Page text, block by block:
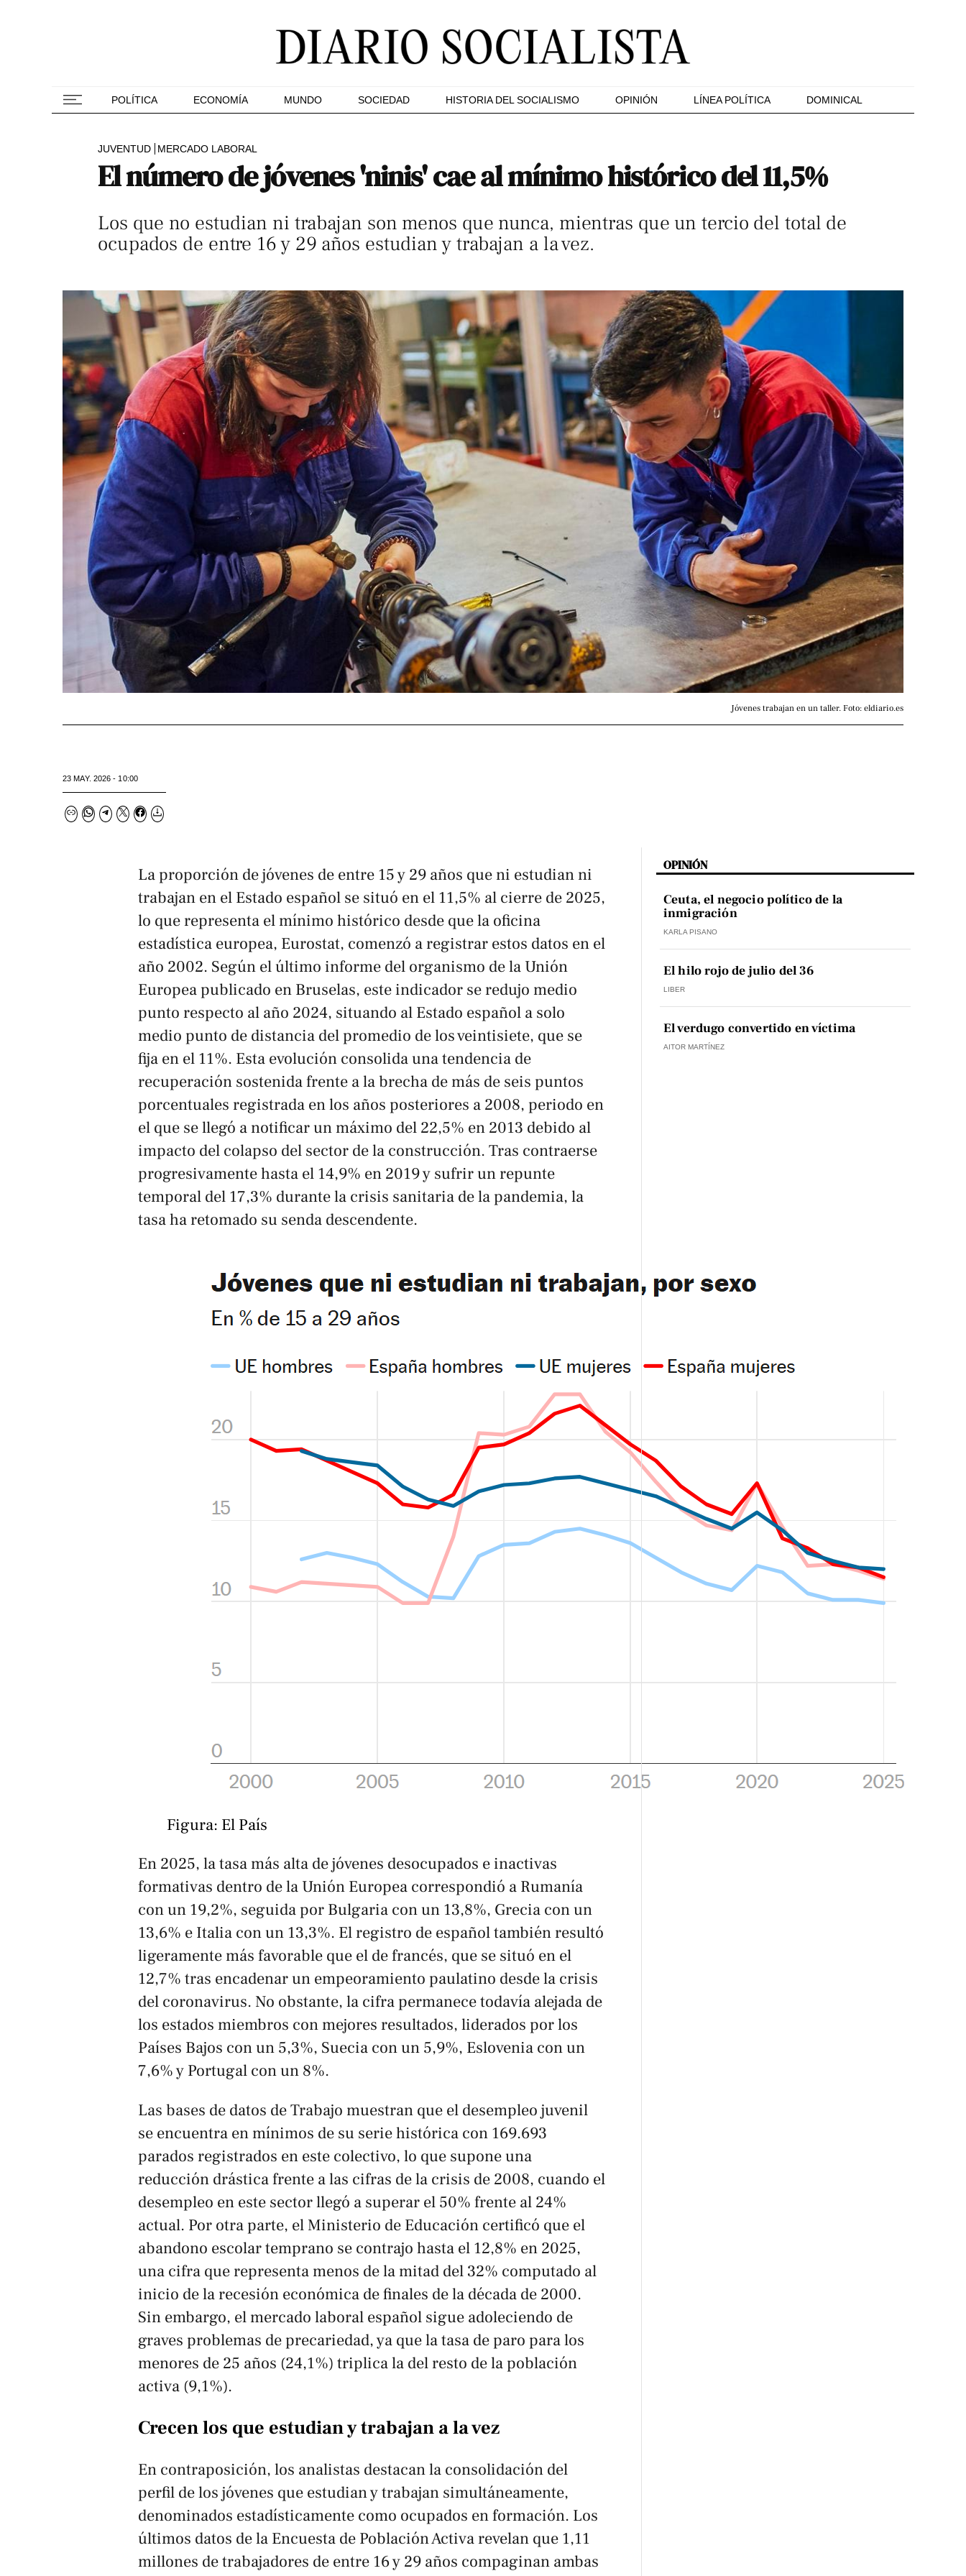
POLÍTICA ECONOMÍA MUNDO SOCIEDAD HISTORIA DEL SOCIALISMO OPINIÓN LÍNEA POLÍTICA DOMINICAL
JUVENTUD MERCADO LABORAL
El número de jóvenes 'ninis' cae al mínimo histórico del 11,5%
Los que no estudian ni trabajan son menos que nunca, mientras que un tercio del total de
ocupados de entre 16 y 29 años estudian y trabajan a la vez.
Jóvenes trabajan en un taller. Foto: eldiario.es
23 MAY. 2026 - 10:00
La proporción de jóvenes de entre 15 y 29 años que ni estudian ni
trabajan en el Estado español se situó en el 11,5% al cierre de 2025,
lo que representa el mínimo histórico desde que la oficina
estadística europea, Eurostat, comenzó a registrar estos datos en el
año 2002. Según el último informe del organismo de la Unión
Europea publicado en Bruselas, este indicador se redujo medio
punto respecto al año 2024, situando al Estado español a solo
medio punto de distancia del promedio de los veintisiete, que se
fija en el 11%. Esta evolución consolida una tendencia de
recuperación sostenida frente a la brecha de más de seis puntos
porcentuales registrada en los años posteriores a 2008, periodo en
el que se llegó a notificar un máximo del 22,5% en 2013 debido al
impacto del colapso del sector de la construcción. Tras contraerse
progresivamente hasta el 14,9% en 2019 y sufrir un repunte
temporal del 17,3% durante la crisis sanitaria de la pandemia, la
tasa ha retomado su senda descendente.
Figura: El País
En 2025, la tasa más alta de jóvenes desocupados e inactivas
formativas dentro de la Unión Europea correspondió a Rumanía
con un 19,2%, seguida por Bulgaria con un 13,8%, Grecia con un
13,6% e Italia con un 13,3%. El registro de español también resultó
ligeramente más favorable que el de francés, que se situó en el
12,7% tras encadenar un empeoramiento paulatino desde la crisis
del coronavirus. No obstante, la cifra permanece todavía alejada de
los estados miembros con mejores resultados, liderados por los
Países Bajos con un 5,3%, Suecia con un 5,9%, Eslovenia con un
7,6% y Portugal con un 8%.
Las bases de datos de Trabajo muestran que el desempleo juvenil
se encuentra en mínimos de su serie histórica con 169.693
parados registrados en este colectivo, lo que supone una
reducción drástica frente a las cifras de la crisis de 2008, cuando el
desempleo en este sector llegó a superar el 50% frente al 24%
actual. Por otra parte, el Ministerio de Educación certificó que el
abandono escolar temprano se contrajo hasta el 12,8% en 2025,
una cifra que representa menos de la mitad del 32% computado al
inicio de la recesión económica de finales de la década de 2000.
Sin embargo, el mercado laboral español sigue adoleciendo de
graves problemas de precariedad, ya que la tasa de paro para los
menores de 25 años (24,1%) triplica la del resto de la población
activa (9,1%).
Crecen los que estudian y trabajan a la vez
En contraposición, los analistas destacan la consolidación del
perfil de los jóvenes que estudian y trabajan simultáneamente,
denominados estadísticamente como ocupados en formación. Los
últimos datos de la Encuesta de Población Activa revelan que 1,11
millones de trabajadores de entre 16 y 29 años compaginan ambas
OPINIÓN
Ceuta, el negocio político de la
inmigración
KARLA PISANO
El hilo rojo de julio del 36
LIBER
El verdugo convertido en víctima
AITOR MARTÍNEZ